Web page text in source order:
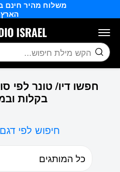
משלוח מהיר חינם
הארץ
חיפוש
חפשו דיו/ טונר לפי
בקלות
חיפוש לפי